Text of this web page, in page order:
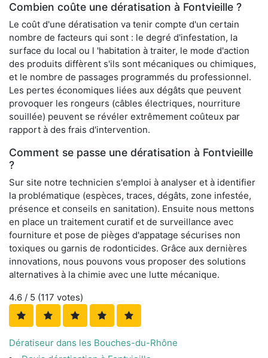
Combien coûte une dératisation à Fontvieille ?
Le coût d'une dératisation va tenir compte d'un certain
nombre de facteurs qui sont : le degré d'infestation, la
surface du local ou l 'habitation à traiter, le mode d'action
des produits diffèrent s'ils sont mécaniques ou chimiques,
et le nombre de passages programmés du professionnel.
Les pertes économiques liées aux dégâts que peuvent
provoquer les rongeurs (câbles électriques, nourriture
souillée) peuvent se révéler extrêmement coûteux par
rapport à des frais d'intervention.
Comment se passe une dératisation à Fontvieille
?
Sur site notre technicien s'emploi à analyser et à identifier
la problématique (espèces, traces, dégâts, zone infestée,
présence et conseils en sanitation). Ensuite nous mettons
en place un traitement curatif et de surveillance avec
fourniture et pose de pièges d'appatage sécurises non
toxiques ou garnis de rodonticides. Grâce aux dernières
innovations, nous pouvons vous proposer des solutions
alternatives à la chimie avec une lutte mécanique.
4.6 / 5 (117 votes)
Dératiseur dans les Bouches-du-Rhône